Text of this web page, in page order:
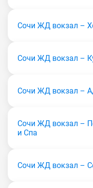
Сочи ЖД вокзал –
Сочи ЖД вокзал –
Сочи ЖД вокзал –
Сочи ЖД вокзал –
и Спа
Сочи ЖД вокзал –